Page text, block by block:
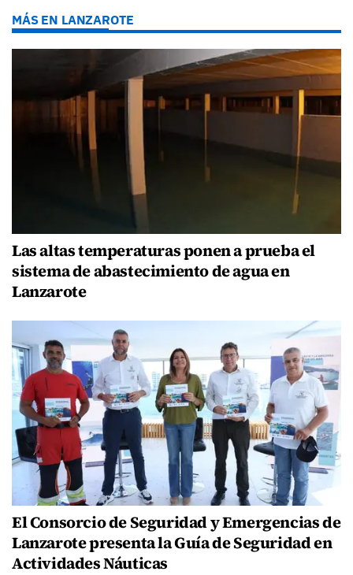
MÁS EN LANZAROTE
Las altas temperaturas ponen a prueba el
sistema de abastecimiento de agua en
Lanzarote
El Consorcio de Seguridad y Emergencias de
Lanzarote presenta la Guía de Seguridad en
Actividades Náuticas